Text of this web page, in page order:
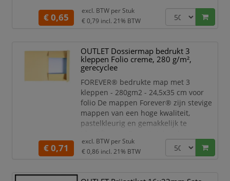
Hoog kwalitatieve plastic klem die
opendraait
map leggen en beschermen
zonder dat u ze hoeft te
perforeren
Voor 1-30 A4 vellen
€ 0,65
excl. BTW per Stuk
€ 0,79 incl. 21% BTW
OUTLET Dossiermap bedrukt 3
kleppen Folio creme, 280 g/m²,
gerecyclee
FOREVER® bedrukte map met 3
kleppen - 280gm2 - 24,5x35 cm voor
folio De mappen Forever® zijn stevige
mappen van een hoge kwaliteit,
pastelkleurig en gemakkelijk te
kwaliteit. Door de kleppen houden de
documenten netjes op hun plaats,
€ 0,71
excl. BTW per Stuk
€ 0,86 incl. 21% BTW